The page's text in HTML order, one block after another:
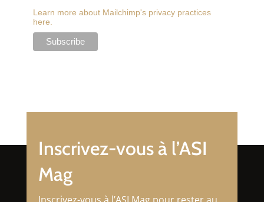
Learn more about Mailchimp's privacy practices
here.
Inscrivez-vous à l’ASI
Mag